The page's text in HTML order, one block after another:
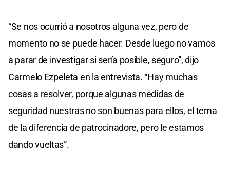
“Se nos ocurrió a nosotros alguna vez, pero de
momento no se puede hacer. Desde luego no vamos
a parar de investigar si sería posible, seguro”, dijo
Carmelo Ezpeleta en la entrevista. “Hay muchas
cosas a resolver, porque algunas medidas de
seguridad nuestras no son buenas para ellos, el tema
de la diferencia de patrocinadore, pero le estamos
dando vueltas”.